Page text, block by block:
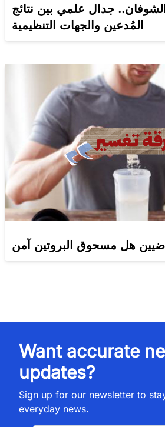
جدال علمي بين نتائج
المُدعين والجهات التنظيمية
هل مسحوق البروتين آمن
Want accurate
updates?
Sign up for our newsletter to
everyday news.